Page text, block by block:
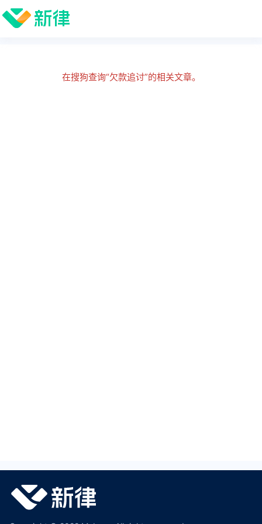
在搜狗查询“欠款追讨”的相关文章。